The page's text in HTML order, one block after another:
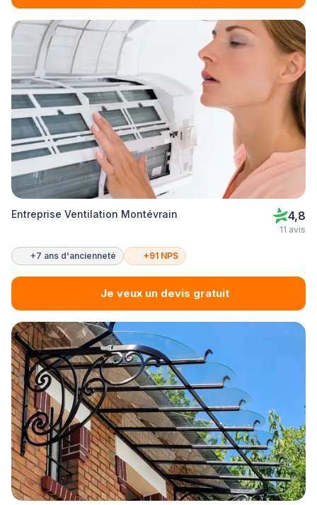
Entreprise Ventilation Montévrain 4,8
11 avis
+7 ans d'ancienneté +91 NPS
Je veux un devis gratuit